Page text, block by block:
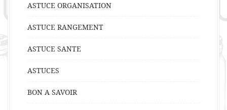
ASTUCE ORGANISATION
ASTUCE RANGEMENT
ASTUCE SANTE
ASTUCES
BON A SAVOIR